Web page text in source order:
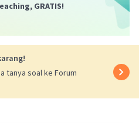
GRATIS!
tanya soal ke Forum